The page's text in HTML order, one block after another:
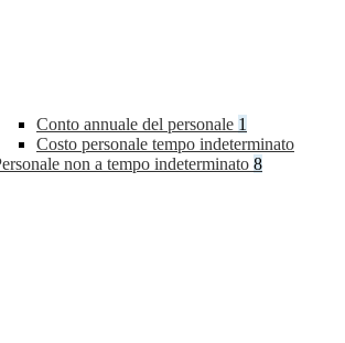
Conto annuale del personale 1
Costo personale tempo indeterminato
non a tempo indeterminato 8